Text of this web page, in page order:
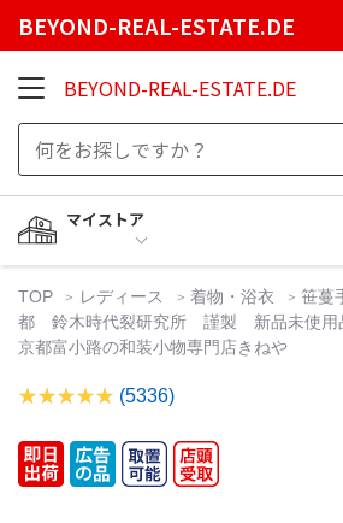
BEYOND-REAL-ESTATE.DE
BEYOND-REAL-ESTATE.DE
マイストア
TOP レディース 着物・浴衣
笹蔓
都 鈴木時代裂研究所 謹製 新品未使用
京都富小路の和装小物専門店きねや
(5336)